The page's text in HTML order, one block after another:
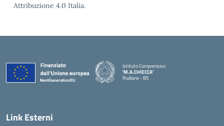
Attribuzione 4.0 Italia.
Istituto Comprensivo
'M.A.CHIECCA'
Rudiano - BS
Link Esterni